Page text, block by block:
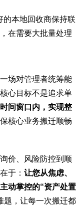
的本地回收商保持联
在需要大批量处理
一场对管理者统筹能
心目标不是追求单
间窗口内，实现整
核心业务搬迁顺畅
价、风险防控到顺
于： 让您从焦虑、
动掌控的“资产处置
题，让每一次搬迁都